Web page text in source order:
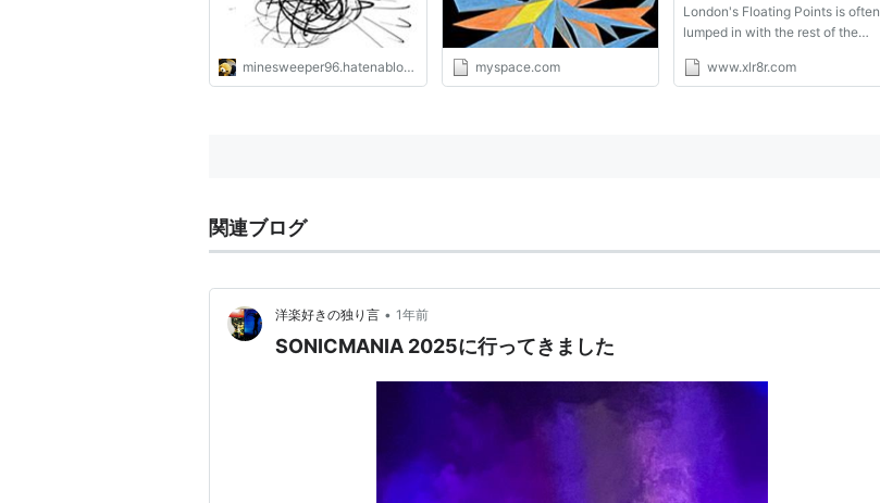
minesweeper96.hatenablog.com myspace.com
London's Floating Points is often
lumped in with the rest of the
(or whatever it's being called
www.xlr8r.com
関連ブログ
洋楽好きの独り言 • 1年前
SONICMANIA 2025に行ってきました